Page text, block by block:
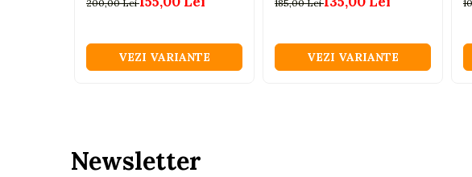
Termometre pentru baie
200,00 Lei
VEZI VARIANTE
185,00 Lei
VEZI VARIANTE
Newsletter